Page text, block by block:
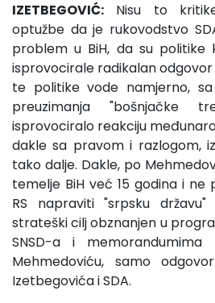
IZETBEGOVIĆ: Nisu to
optužbe da je rukovodstvo
problem u BiH, da su politike
isprovocirale radikalan odgovor
te politike vode namjerno,
preuzimanja
isprovociralo reakciju
dakle sa pravom i razlogom,
tako dalje. Dakle, po
temelje BiH već 15 godina i
RS napraviti "srpsku
strateški cilj obznanjen u
SNSD-a i
Mehmedoviću, samo
Izetbegovića i SDA.